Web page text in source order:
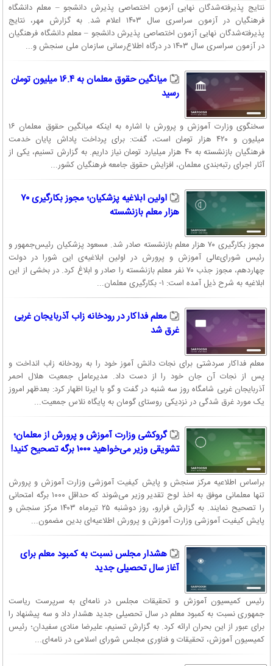
نتایج پذیرفته‌شدگان نهایی آزمون اختصاصی پذیرش دانشجو – معلم دانشگاه
فرهنگیان در آزمون سراسری سال ۱۴۰۳ اعلام شد. به گزارش مهر، نتایج
پذیرفته‌شدگان نهایی آزمون اختصاصی پذیرش دانشجو – معلم دانشگاه فرهنگیان
در آزمون سراسری سال ۱۴۰۳ در درگاه اطلاع‌رسانی سازمان ملی سنجش و...
میانگین حقوق معلمان به ۱۶.۴ میلیون تومان
رسید
سخنگوی وزارت آموزش و پرورش با اشاره به اینکه میانگین حقوق معلمان ۱۶
میلیون و ۴۲۰ هزار تومان است، گفت: برای پرداخت پاداش پایان خدمت
فرهنگیان بازنشسته به ۴۰ هزار میلیارد تومان نیاز داریم. به گزارش تسنیم، یکی از
آثار اجرای رتبه‌بندی معلمان، افزایش حقوق جامعه فرهنگیان کشور...
اولین ابلاغیه پزشکیان؛ مجوز بکارگیری ۷۰
هزار معلم بازنشسته
مجوز بکارگیری ۷۰ هزار معلم بازنشسته صادر شد. مسعود پزشکیان رئیس‌جمهور و
رئیس شورای‌عالی آموزش و پرورش در اولین ابلاغیه‌ی این شورا در دولت
چهاردهم، مجوز جذب ۷۰ نفر معلم بازنشسته را صادر و ابلاغ کرد. در بخشی از این
ابلاغیه به شرح ذیل آمده است: ۱- بکارگیری معلمان...
معلم فداکار در رودخانه زاب آذربایجان غربی
غرق شد
معلم فداکار سردشتی برای نجات دانش آموز خود را به رودخانه زاب انداخت و
پس از نجات آن جان خود را از دست داد. مدیرعامل جمعیت هلال احمر
آذربایجان غربی شامگاه روز سه شنبه در گفت و گو با ایرنا اظهار کرد: بعدظهر امروز
یک مورد غرق شدگی در نزدیکی روستای گومان به پایگاه نلاس جمعیت...
گروکشی وزارت آموزش و پرورش از معلمان؛
تشویقی وزیر می‌خواهید ۱۰۰۰ برگه تصحیح کنید!
براساس اطلاعیه مرکز سنجش و پایش کیفیت آموزشی وزارت آموزش و پرورش
تنها معلمانی موفق به اخذ لوح تقدیر وزیر می‌شوند که حداقل ۱۰۰۰ برگه امتحانی
را تصحیح نمایند. به گزارش فرارو، روز دوشنبه ۲۵ تیرماه ۱۴۰۳ مرکز سنجش و
پایش کیفیت آموزشی وزارت آموزش و پرورش اطلاعیه‌ای بدین مضمون...
هشدار مجلس نسبت به کمبود معلم برای
آغاز سال تحصیلی جدید
رئیس کمیسیون آموزش و تحقیقات مجلس در نامه‌ای به سرپرست ریاست
جمهوری نسبت به کمبود معلم در سال تحصیلی جدید هشدار داد و سه پیشنهاد را
برای عبور از این بحران ارائه کرد. به گزارش تسنیم، علیرضا منادی سفیدان؛ رئیس
کمیسیون آموزش، تحقیقات و فناوری مجلس شورای اسلامی در نامه‌ای...